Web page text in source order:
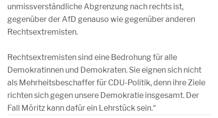
unmissverständliche Abgrenzung nach rechts ist,
gegenüber der AfD genauso wie gegenüber anderen
Rechtsextremisten.
Rechtsextremisten sind eine Bedrohung für alle
Demokratinnen und Demokraten. Sie eignen sich nicht
als Mehrheitsbeschaffer für CDU-Politik, denn ihre Ziele
richten sich gegen unsere Demokratie insgesamt. Der
Fall Möritz kann dafür ein Lehrstück sein.“